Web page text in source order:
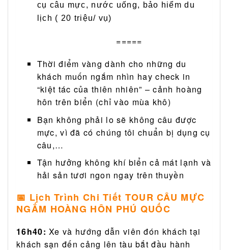
cụ câu mực, nước uống, bảo hiểm du
lịch ( 20 triệu/ vụ)
=====
Thời điểm vàng dành cho những du
khách muốn ngắm nhìn hay check in
“kiệt tác của thiên nhiên” – cảnh hoàng
hôn trên biển (chỉ vào mùa khô)
Bạn không phải lo sẽ không câu được
mực, vì đã có chúng tôi chuẩn bị dụng cụ
câu,…
Tận hưởng không khí biển cả mát lạnh và
hải sản tươi ngon ngay trên thuyền
📅 Lịch Trình Chi Tiết TOUR CÂU MỰC
NGẮM HOÀNG HÔN PHÚ QUỐC
16h40: Xe và hướng dẫn viên đón khách tại
khách sạn đến cảng lên tàu bắt đầu hành